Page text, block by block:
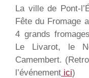
La ville de Pont-
Fête du Fromage
4 grands
Le Livarot, le
Camembert.
l’événement ici)